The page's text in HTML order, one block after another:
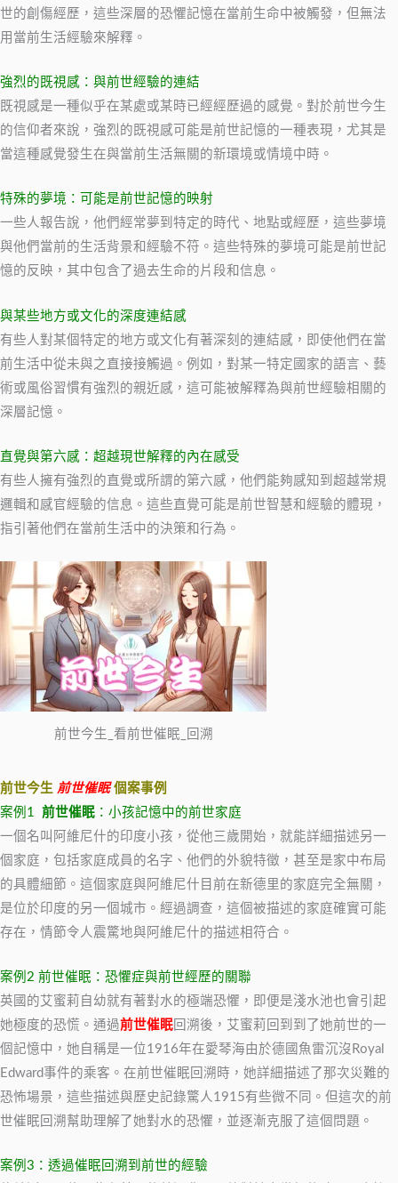
世的創傷經歷，這些深層的恐懼記憶在當前生命中被觸發，但無法
用當前生活經驗來解釋。
強烈的既視感：與前世經驗的連結
既視感是一種似乎在某處或某時已經經歷過的感覺。對於前世今生
的信仰者來說，強烈的既視感可能是前世記憶的一種表現，尤其是
當這種感覺發生在與當前生活無關的新環境或情境中時。
特殊的夢境：可能是前世記憶的映射
一些人報告說，他們經常夢到特定的時代、地點或經歷，這些夢境
與他們當前的生活背景和經驗不符。這些特殊的夢境可能是前世記
憶的反映，其中包含了過去生命的片段和信息。
與某些地方或文化的深度連結感
有些人對某個特定的地方或文化有著深刻的連結感，即使他們在當
前生活中從未與之直接接觸過。例如，對某一特定國家的語言、藝
術或風俗習慣有強烈的親近感，這可能被解釋為與前世經驗相關的
深層記憶。
直覺與第六感：超越現世解釋的內在感受
有些人擁有強烈的直覺或所謂的第六感，他們能夠感知到超越常規
邏輯和感官經驗的信息。這些直覺可能是前世智慧和經驗的體現，
指引著他們在當前生活中的決策和行為。
前世今生_看前世催眠_回溯
前世今生 前世催眠個案事例
案例1 前世催眠 ：小孩記憶中的前世家庭
一個名叫阿維尼什的印度小孩，從他三歲開始，就能詳細描述另一
個家庭，包括家庭成員的名字、他們的外貌特徵，甚至是家中布局
的具體細節。這個家庭與阿維尼什目前在新德里的家庭完全無關，
是位於印度的另一個城市。經過調查，這個被描述的家庭確實可能
存在，情節令人震驚地與阿維尼什的描述相符合。
案例2 前世催眠：恐懼症與前世經歷的關聯
英國的艾蜜莉自幼就有著對水的極端恐懼，即便是淺水池也會引起
她極度的恐慌。通過前世催眠 回溯後，艾蜜莉回到到了她前世的一
個記憶中，她自稱是一位1916年在愛琴海由於德國魚雷沉沒Royal
Edward事件的乘客。在前世催眠回溯時，她詳細描述了那次災難的
恐怖場景，這些描述與歷史記錄驚人1915有些微不同。但這次的前
世催眠回溯幫助理解了她對水的恐懼，並逐漸克服了這個問題。
案例3：透過催眠回溯到前世的經驗